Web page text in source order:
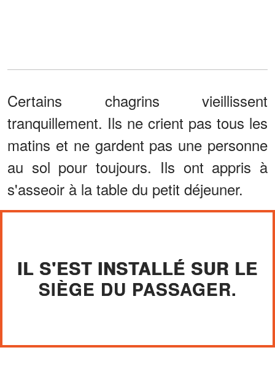
Certains chagrins vieillissent
tranquillement. Ils ne crient pas tous les
matins et ne gardent pas une personne
au sol pour toujours. Ils ont appris à
s'asseoir à la table du petit déjeuner.
IL S'EST INSTALLÉ SUR LE
SIÈGE DU PASSAGER.